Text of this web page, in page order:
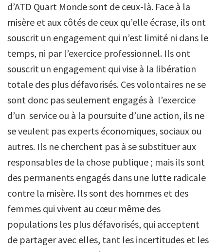
d’ATD Quart Monde sont de ceux-là. Face à la
misère et aux côtés de ceux qu’elle écrase, ils ont
souscrit un engagement qui n’est limité ni dans le
temps, ni par l’exercice professionnel. Ils ont
souscrit un engagement qui vise à la libération
totale des plus défavorisés. Ces volontaires ne se
sont donc pas seulement engagés à l’exercice
d’un service ou à la poursuite d’une action, ils ne
se veulent pas experts économiques, sociaux ou
autres. Ils ne cherchent pas à se substituer aux
responsables de la chose publique ; mais ils sont
des permanents engagés dans une lutte radicale
contre la misère. Ils sont des hommes et des
femmes qui vivent au cœur même des
populations les plus défavorisés, qui acceptent
de partager avec elles, tant les incertitudes et les